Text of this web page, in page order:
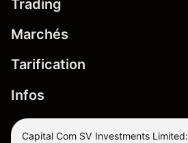
Trading
Marchés
Tarification
Infos
Capital Com SV Investments Limited: